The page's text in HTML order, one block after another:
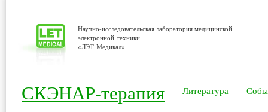
Научно-исследовательская лаборатория медицинской
электронной техники
«ЛЭТ Медикал»
СКЭНАР-терапия Литература